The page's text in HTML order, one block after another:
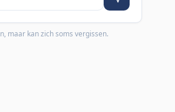
maar kan zich soms vergissen.